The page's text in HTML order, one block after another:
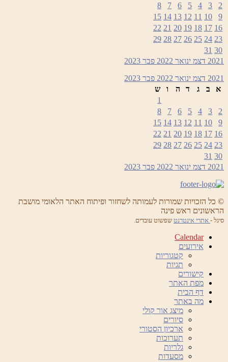
2
3
4
5
6
7
8
9
10
11
12
13
14
15
16
17
18
19
20
21
22
23
24
25
26
27
28
29
30
31
2021 דצמ ינואר 2022 פבר 2023
2021 דצמ ינואר 2022 פבר 2023
א
ב ג ד ה ו
ש
1
2
3
4
5
6
7
8
9
10
11
12
13
14
15
16
17
18
19
20
21
22
23
24
25
26
27
28
29
30
31
2021 דצמ ינואר 2022 פבר 2023
© כל הזכויות שמורות לעמותה לשחזור ופיתוח האתר הלאומי מושבת
הראשונים ראש פינה
סיגל - אתרי אינטרנט שפשוט עובדים.
Calendar
אירועים
קטגוריות
תגיות
קישורים
מפת האתר
דף הבית
מה באתר
מיצג אור קולי
סיורים
ארכיון הסטורי
תערוכות
גלריות
מסעדות